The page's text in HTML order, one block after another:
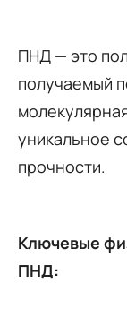
ПНД — это
получаемый
уникальное
прочности.
Ключевые
ПНД: